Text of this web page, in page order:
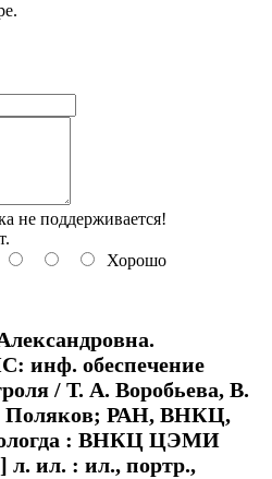
не поддерживается!
Хорошо
инф. обеспечение
/ Т. А. Воробьева, В.
Поляков; РАН, ВНКЦ,
: ВНКЦ ЦЭМИ
л. ил. : ил., портр.,